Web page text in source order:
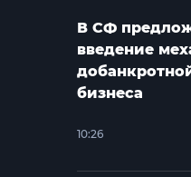
В СФ
введение
бизнеса
10:26